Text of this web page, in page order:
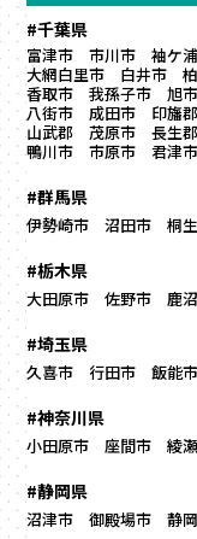
#千葉県
富津市 市川市 袖ケ
大網白里市
白井市
香取市
我孫子市 旭市
八街市
成田市 印旛郡
山武郡
茂原市 長生郡
鴨川市
市原市 君津市
#群馬県
伊勢崎市 沼田市 桐
#栃木県
大田原市 佐野市 鹿
#埼玉県
久喜市 行田市 飯能市
#神奈川県
小田原市 座間市 綾
#静岡県
沼津市 御殿場市 静